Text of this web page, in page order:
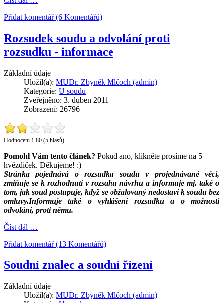
Přidat komentář (6 Komentářů)
Rozsudek soudu a odvolání proti
rozsudku - informace
Základní údaje
Uložil(a): MUDr. Zbyněk Mlčoch (admin)
Kategorie: U soudu
Zveřejněno: 3. duben 2011
Zobrazení: 26796
Hodnocení 1.80 (5 hlasů)
Pomohl Vám tento článek? Pokud ano, klikněte prosíme na 5
hvězdiček. Děkujeme! :)
Stránka pojednává o rozsudku soudu v projednávané věci,
zmiňuje se k rozhodnutí v rozsahu návrhu a informuje mj. také o
tom, jak soud postupuje, když se obžalovaný nedostaví k soudu bez
omluvy.Informuje také o vyhlášení rozsudku a o možnosti
odvolání, proti němu.
Číst dál …
Přidat komentář (13 Komentářů)
Soudní znalec a soudní řízení
Základní údaje
Uložil(a): MUDr. Zbyněk Mlčoch (admin)